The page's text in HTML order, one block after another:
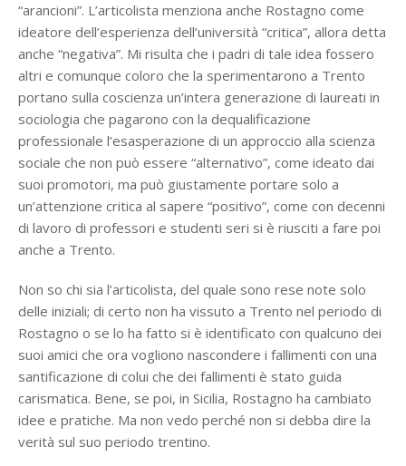
“arancioni”. L’articolista menziona anche Rostagno come
ideatore dell’esperienza dell’università “critica”, allora detta
anche “negativa”. Mi risulta che i padri di tale idea fossero
altri e comunque coloro che la sperimentarono a Trento
portano sulla coscienza un’intera generazione di laureati in
sociologia che pagarono con la dequalificazione
professionale l’esasperazione di un approccio alla scienza
sociale che non può essere “alternativo”, come ideato dai
suoi promotori, ma può giustamente portare solo a
un’attenzione critica al sapere “positivo”, come con decenni
di lavoro di professori e studenti seri si è riusciti a fare poi
anche a Trento.
Non so chi sia l’articolista, del quale sono rese note solo
delle iniziali; di certo non ha vissuto a Trento nel periodo di
Rostagno o se lo ha fatto si è identificato con qualcuno dei
suoi amici che ora vogliono nascondere i fallimenti con una
santificazione di colui che dei fallimenti è stato guida
carismatica. Bene, se poi, in Sicilia, Rostagno ha cambiato
idee e pratiche. Ma non vedo perché non si debba dire la
verità sul suo periodo trentino.